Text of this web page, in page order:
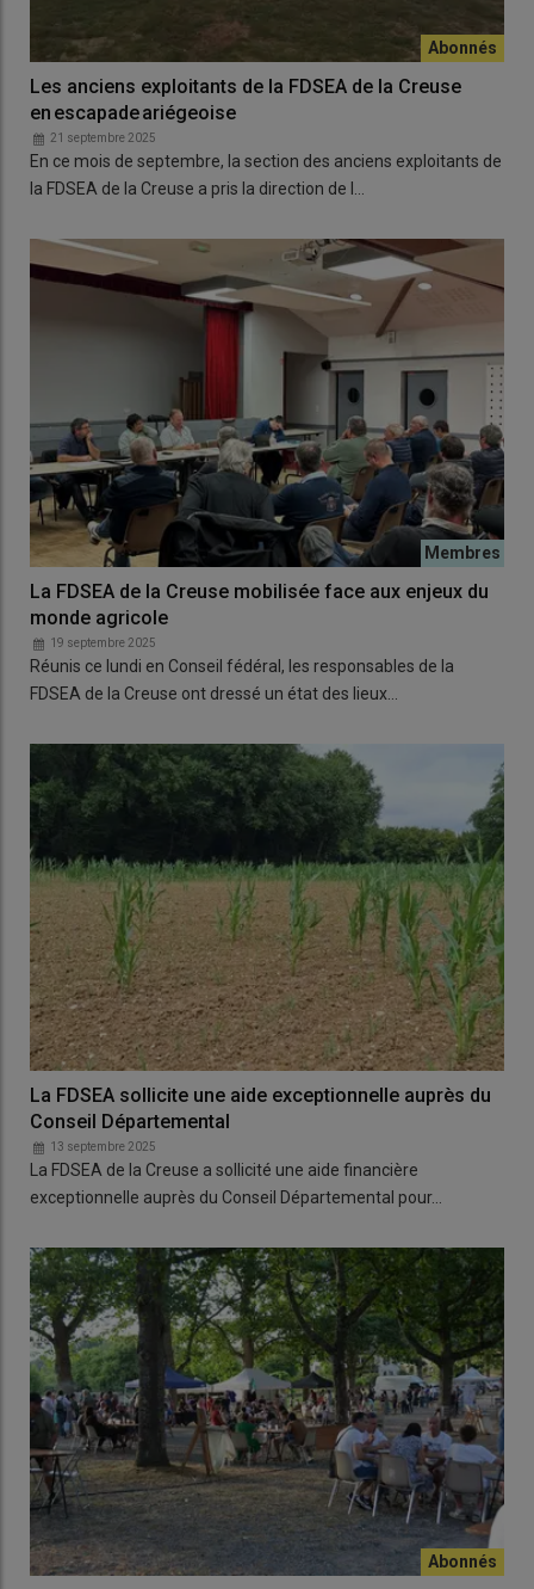
Les anciens exploitants de la FDSEA de la Creuse
en escapade ariégeoise
21 septembre 2025
En ce mois de septembre, la section des anciens exploitants de
la FDSEA de la Creuse a pris la direction de l…
La FDSEA de la Creuse mobilisée face aux enjeux du
monde agricole
19 septembre 2025
Réunis ce lundi en Conseil fédéral, les responsables de la
FDSEA de la Creuse ont dressé un état des lieux…
La FDSEA sollicite une aide exceptionnelle auprès du
Conseil Départemental
13 septembre 2025
La FDSEA de la Creuse a sollicité une aide financière
exceptionnelle auprès du Conseil Départemental pour…